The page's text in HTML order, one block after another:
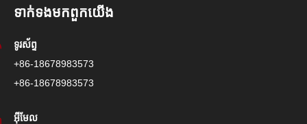
ទាក់ទង​មក​ពួក​យើង
ទូរស័ព្ទ
+86-18678983573
+86-18678983573
អ៊ីមែល